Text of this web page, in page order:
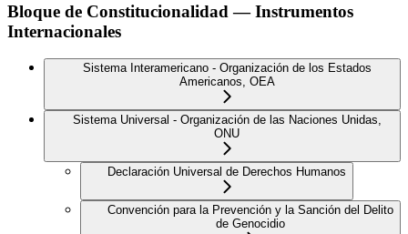
Bloque de Constitucionalidad — Instrumentos
Internacionales
Sistema Interamericano - Organización de los Estados
Americanos, OEA
Sistema Universal - Organización de las Naciones Unidas,
ONU
Declaración Universal de Derechos Humanos
Convención para la Prevención y la Sanción del Delito
de Genocidio